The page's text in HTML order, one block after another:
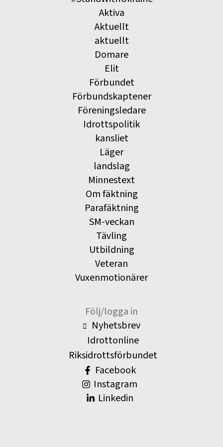
Aktiva
Aktuellt
aktuellt
Domare
Elit
Förbundet
Förbundskaptener
Föreningsledare
Idrottspolitik
kansliet
Läger
landslag
Minnestext
Om fäktning
Parafäktning
SM-veckan
Tävling
Utbildning
Veteran
Vuxenmotionärer
Följ/logga in
Nyhetsbrev
Idrottonline
Riksidrottsförbundet
Facebook
Instagram
Linkedin